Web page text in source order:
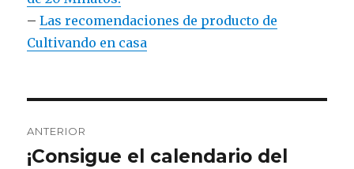
–Las recomendaciones de producto de
Cultivando en casa
de
ANTERIOR
Entrada
¡Consigue el calendario del